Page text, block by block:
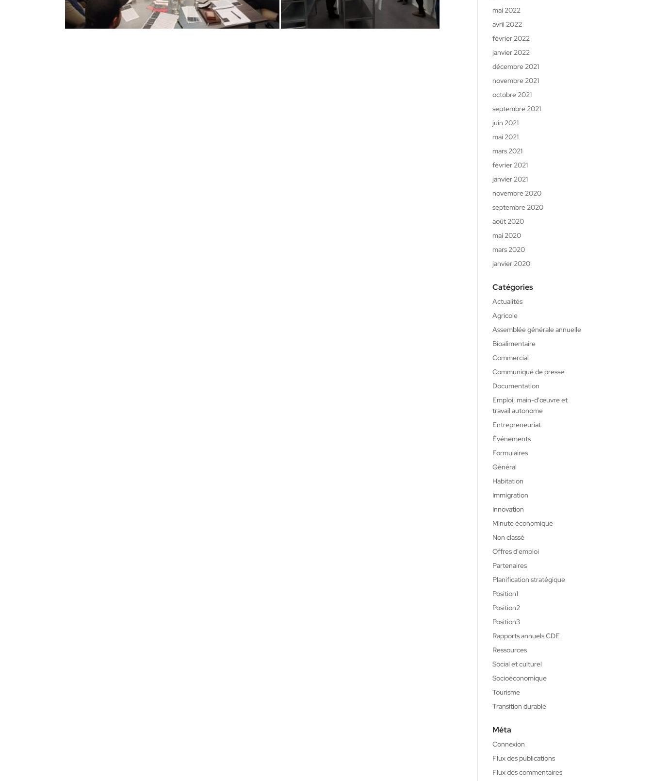
mai 2022
avril 2022
février 2022
janvier 2022
décembre 2021
novembre 2021
octobre 2021
septembre 2021
juin 2021
mai 2021
mars 2021
février 2021
janvier 2021
novembre 2020
septembre 2020
août 2020
mai 2020
mars 2020
janvier 2020
Catégories
Actualités
Agricole
Assemblée générale annuelle
Bioalimentaire
Commercial
Communiqué de presse
Documentation
Emploi, main-d'œuvre et
travail autonome
Entrepreneuriat
Événements
Formulaires
Général
Habitation
Immigration
Innovation
Minute économique
Non classé
Offres d'emploi
Partenaires
Planification stratégique
Position1
Position2
Position3
Rapports annuels CDE
Ressources
Social et culturel
Socioéconomique
Tourisme
Transition durable
Méta
Connexion
Flux des publications
Flux des commentaires